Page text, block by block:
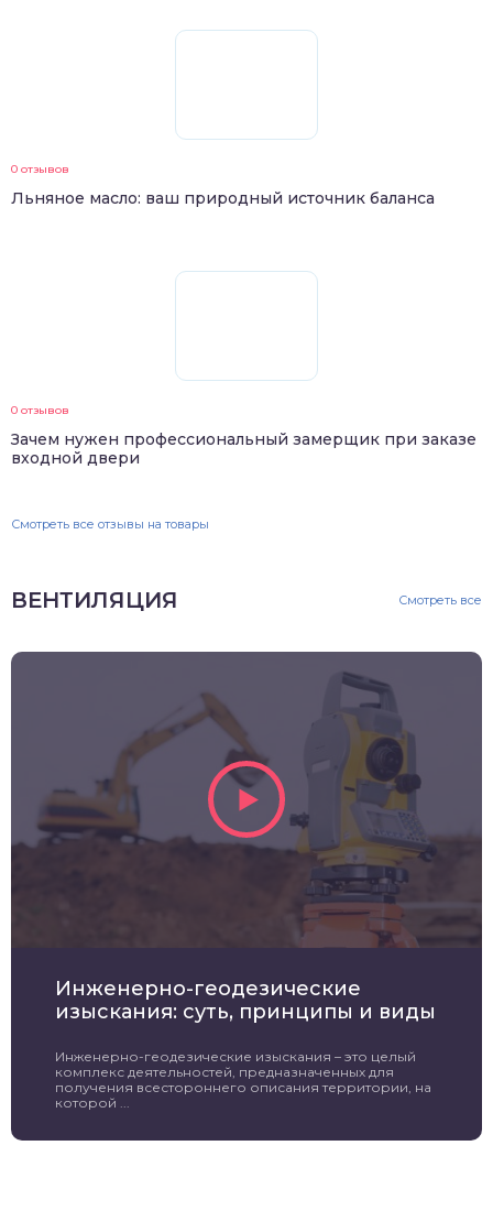
0 отзывов
Льняное масло: ваш природный источник баланса
0 отзывов
Зачем нужен профессиональный замерщик при заказе
входной двери
Смотреть все отзывы на товары
ВЕНТИЛЯЦИЯ Смотреть все
Инженерно-геодезические
изыскания: суть, принципы и виды
Инженерно-геодезические изыскания – это целый
комплекс деятельностей, предназначенных для
получения всестороннего описания территории, на
которой ...